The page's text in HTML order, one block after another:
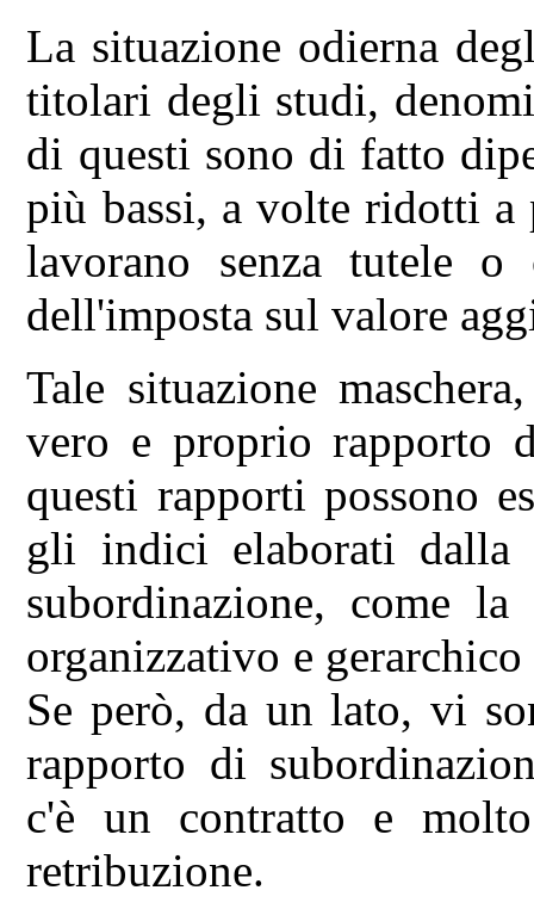
La situazione odierna
titolari degli studi,
di questi sono di fatto
più bassi, a volte ridotti a
lavorano senza tutele o
dell'imposta sul valore
Tale situazione
vero e proprio rapporto
questi rapporti possono
gli indici elaborati dalla
subordinazione, come
organizzativo e
Se però, da un lato, vi
rapporto di
c'è un contratto e molto
retribuzione.